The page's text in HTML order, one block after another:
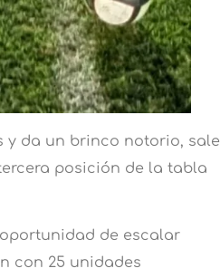
y da un brinco notorio, sale
posición de la tabla
de escalar
con 25 unidades